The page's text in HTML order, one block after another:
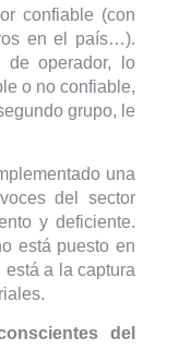
confiable (con
en el país…).
operador, lo
o no confiable,
grupo, le
una
del sector
y deficiente.
está puesto en
está a la captura
del